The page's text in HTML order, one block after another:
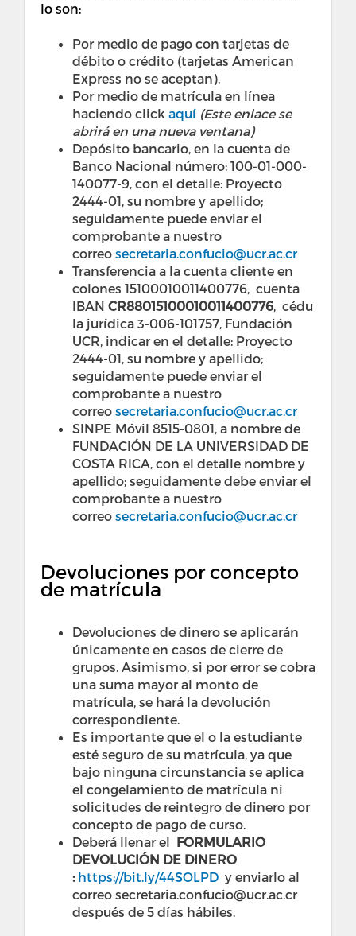
lo son:
Por medio de pago con tarjetas de
débito o crédito (tarjetas American
Express no se aceptan). ​
Por medio de matrícula en línea
haciendo click aquí (Este enlace se
abrirá en una nueva ventana)
Depósito bancario, en la cuenta de
Banco Nacional número: 100-01-000-
140077-9, con el detalle: Proyecto
2444-01, su nombre y apellido;
seguidamente puede enviar el
comprobante a nuestro
correo secretaria.confucio@ucr.ac.cr
Transferencia a la cuenta cliente en
colones 15100010011400776, cuenta
IBAN CR88015100010011400776, cédu
la jurídica 3-006-101757, Fundación
UCR, indicar en el detalle: Proyecto
2444-01, su nombre y apellido;
seguidamente puede enviar el
comprobante a nuestro
correo secretaria.confucio@ucr.ac.cr
SINPE Móvil 8515-0801, a nombre de
FUNDACIÓN DE LA UNIVERSIDAD DE
COSTA RICA, con el detalle nombre y
apellido; seguidamente debe enviar el
comprobante a nuestro
correo secretaria.confucio@ucr.ac.cr
Devoluciones por concepto
de matrícula
Devoluciones de dinero se aplicarán
únicamente en casos de cierre de
grupos. Asimismo, si por error se cobra
una suma mayor al monto de
matrícula, se hará la devolución
correspondiente.
Es importante que el o la estudiante
esté seguro de su matrícula, ya que
bajo ninguna circunstancia se aplica
el congelamiento de matrícula ni
solicitudes de reintegro de dinero por
concepto de pago de curso.
Deberá llenar el FORMULARIO
DEVOLUCIÓN DE DINERO
: https://bit.ly/44SOLPD y enviarlo al
correo secretaria.confucio@ucr.ac.cr
después de 5 días hábiles.